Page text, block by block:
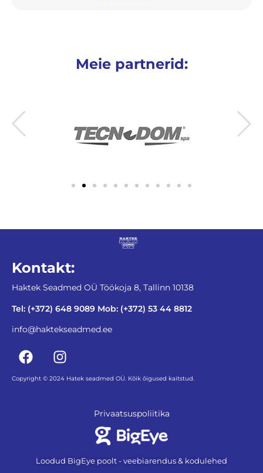
Meie partnerid:
Kontakt:
Haktek Seadmed OÜ Töökoja 8, Tallinn 10138
Tel: (+372) 648 9089 Mob: (+372) 53 44 8812
info@haktekseadmed.ee
Copyright © 2024 Hatek seadmed OÜ. Kõik õigused kaitstud.
Privaatsuspoliitika
Loodud BigEye poolt - veebiarendus & kodulehed